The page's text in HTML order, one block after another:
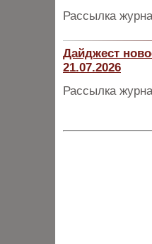
Рассылка
Дайджест
21.07.2026
Рассылка